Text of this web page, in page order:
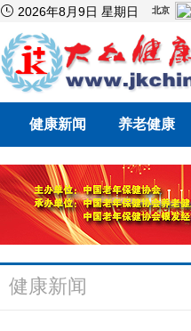
 2026年8月9日 星期日
健康新闻 养老健康
健康新闻